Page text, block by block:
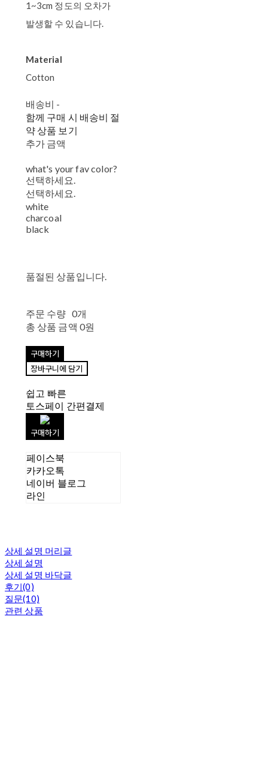
1~3cm 정도의 오차가
발생할 수 있습니다.
Material
Cotton
배송비 -
함께 구매 시 배송비 절
약 상품 보기
추가 금액
what's your fav color?
선택하세요.
선택하세요.
white
charcoal
black
품절된 상품입니다.
주문 수량 0개
총 상품 금액 0원
구매하기
장바구니에 담기
쉽고 빠른
토스페이 간편결제
구매하기
페이스북
카카오톡
네이버 블로그
라인
상세 설명 머리글
상세 설명
상세 설명 바닥글
후기(0)
질문(10)
관련 상품